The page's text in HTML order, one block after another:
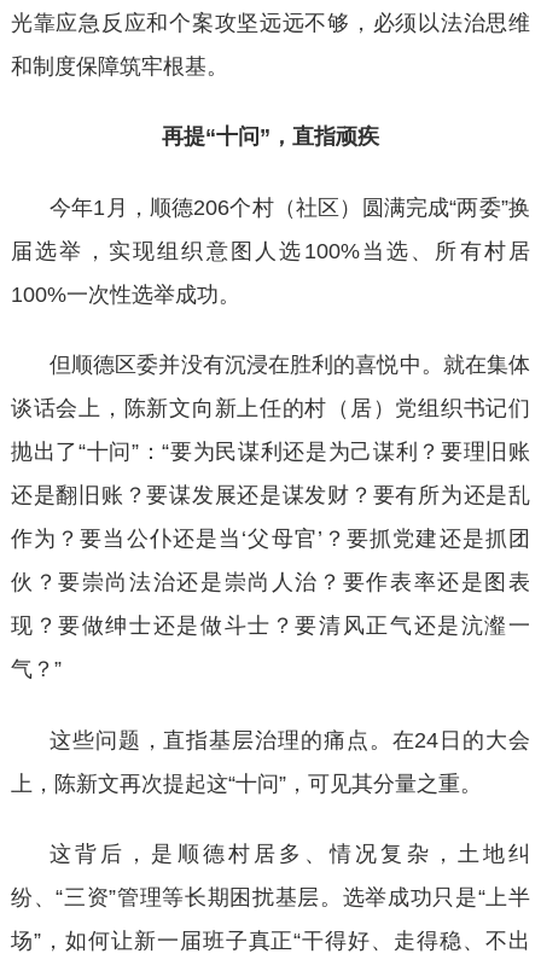
光靠应急反应和个案攻坚远远不够，必须以法治思维
和制度保障筑牢根基。
再提“十问”，直指顽疾
今年1月，顺德206个村（社区）圆满完成“两委”换
届选举，实现组织意图人选100%当选、所有村居
100%一次性选举成功。
但顺德区委并没有沉浸在胜利的喜悦中。就在集体
谈话会上，陈新文向新上任的村（居）党组织书记们
抛出了“十问”：“要为民谋利还是为己谋利？要理旧账
还是翻旧账？要谋发展还是谋发财？要有所为还是乱
作为？要当公仆还是当‘父母官’？要抓党建还是抓团
伙？要崇尚法治还是崇尚人治？要作表率还是图表
现？要做绅士还是做斗士？要清风正气还是沆瀣一
气？”
这些问题，直指基层治理的痛点。在24日的大会
上，陈新文再次提起这“十问”，可见其分量之重。
这背后，是顺德村居多、情况复杂，土地纠
纷、“三资”管理等长期困扰基层。选举成功只是“上半
场”，如何让新一届班子真正“干得好、走得稳、不出